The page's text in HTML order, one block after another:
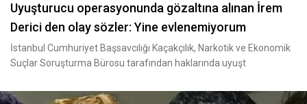
Uyuşturucu operasyonunda gözaltına alınan İrem
Derici den olay sözler: Yine evlenemiyorum
İstanbul Cumhuriyet Başsavcılığı Kaçakçılık, Narkotik ve Ekonomik
Suçlar Soruşturma Bürosu tarafından haklarında uyuşt